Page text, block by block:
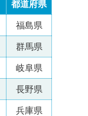
都道府県
福島県
群馬県
岐阜県
長野県
兵庫県